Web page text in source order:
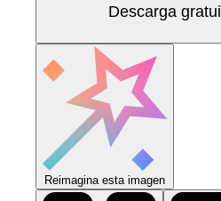
Descarga
Reimagina esta imagen